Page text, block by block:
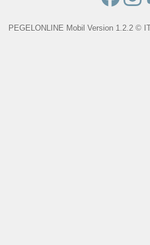
PEGELONLINE Mobil Version 1.2.2 ©